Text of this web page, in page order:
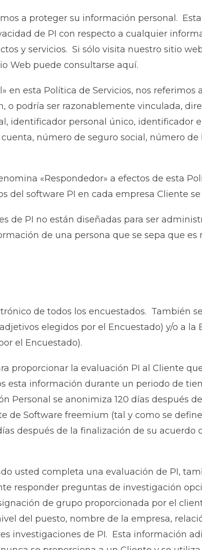
a proteger su información personal.
de PI con respecto a cualquier
y servicios. Si sólo visita nuestro sitio
Web puede consultarse aquí.
en esta Política de Servicios, nos referimos
o podría ser razonablemente vinculada,
identificador personal único, identificador
número de seguro social, número
«Respondedor» a efectos de esta
del software PI en cada empresa Cliente
de PI no están diseñadas para ser
de una persona que se sepa que es
de todos los encuestados. También
elegidos por el Encuestado) y/o a la
el Encuestado).
proporcionar la evaluación PI al Cliente
esta información durante un periodo de
Personal se anonimiza 120 días después
de Software freemium (tal y como se
después de la finalización de su acuerdo
usted completa una evaluación de PI,
responder preguntas de investigación
de grupo proporcionada por el
del puesto, nombre de la empresa,
investigaciones de PI. Esta información